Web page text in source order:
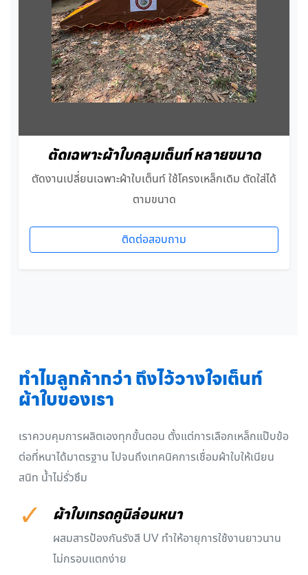
ตัดเฉพาะผ้าใบคลุมเต็นท์ หลายขนาด
ตัดงานเปลี่ยนเฉพาะผ้าใบเต็นท์ ใช้โครงเหล็กเดิม ตัดใส่ได้
ตามขนาด
ติดต่อสอบถาม
ทำไมลูกค้ากว่า ถึงไว้วางใจเต็นท์
ผ้าใบของเรา
เราควบคุมการผลิตเองทุกขั้นตอน ตั้งแต่การเลือกเหล็กแป๊บข้อ
ต่อที่หนาได้มาตรฐาน ไปจนถึงเทคนิคการเชื่อมผ้าใบให้เนียน
สนิท น้ำไม่รั่วซึม
✓ ผ้าใบเกรดคูนิล่อนหนา
ผสมสารป้องกันรังสี UV ทำให้อายุการใช้งานยาวนาน
ไม่กรอบแตกง่าย